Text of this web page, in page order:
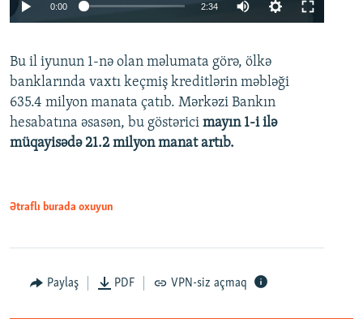
Auto 240p 360p 480p
720p 1080p
0:00 2:34
360p
480p
720p
Bu il iyunun 1-nə olan məlumata görə, ölkə
banklarında vaxtı keçmiş kreditlərin məbləği
635.4 milyon manata çatıb. Mərkəzi Bankın
hesabatına əsasən, bu göstərici mayın 1-i ilə
müqayisədə 21.2 milyon manat artıb.
Ətraflı burada oxuyun
Paylaş PDF VPN-siz açmaq